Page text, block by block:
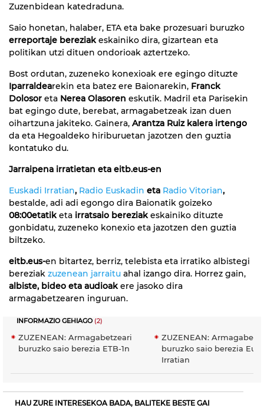
Zuzenbidean katedraduna.
Saio honetan, halaber, ETA eta bake prozesuari buruzko
erreportaje bereziakeskainiko dira, gizartean eta
politikan utzi dituen ondorioak aztertzeko.
Bost ordutan, zuzeneko konexioak ere egingo dituzte
Iparraldearekin eta batez ere Baionarekin, Franck
Dolosor eta Nerea Olasoren eskutik. Madril eta Parisekin
bat egingo dute, berebat, armagabetzeak izan duen
oihartzuna jakiteko. Gainera, Arantza Ruiz kalera irtengo
da eta Hegoaldeko hiriburuetan jazotzen den guztia
kontatuko du.
Jarraipena irratietan eta eitb.eus-en
Euskadi Irratian, Radio Euskadin eta Radio Vitorian,
bestalde, adi adi egongo dira Baionatik goizeko
08:00etatiketa irratsaio bereziakeskainiko dituzte
gonbidatu, zuzeneko konexio eta jazotzen den guztia
biltzeko.
eitb.eus-en bitartez, berriz, telebista eta irratiko albistegi
bereziak zuzenean jarraitu ahal izango dira. Horrez gain,
albiste, bideo eta audioakere jasoko dira
armagabetzearen inguruan.
INFORMAZIO GEHIAGO(2)
ZUZENEAN: Armagabetzeari
buruzko saio berezia ETB-1n
ZUZENEAN:
buruzko saio berezia
Irratian
HAU ZURE INTERESEKOA BADA, BALITEKE BESTE GAI